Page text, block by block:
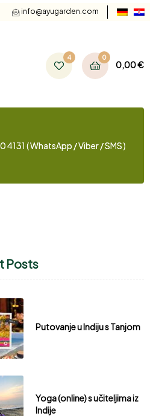
info@ayugarden.com
4 0
0,00€
4131 ( WhatsApp / Viber / SMS )
Posts
Putovanje u Indiju s Tanjom
Yoga (online) s učiteljima iz
Indije